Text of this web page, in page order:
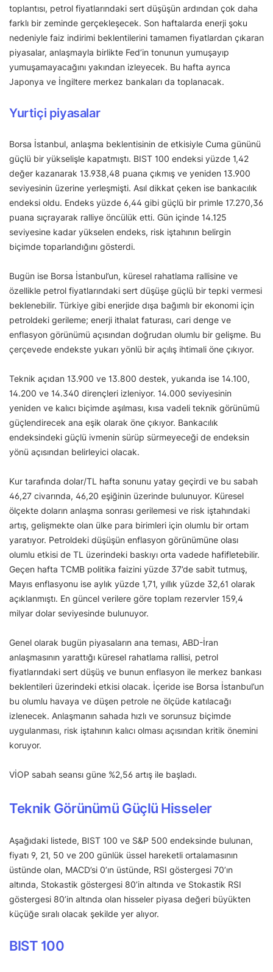
toplantısı, petrol fiyatlarındaki sert düşüşün ardından çok daha
farklı bir zeminde gerçekleşecek. Son haftalarda enerji şoku
nedeniyle faiz indirimi beklentilerini tamamen fiyatlardan çıkaran
piyasalar, anlaşmayla birlikte Fed’in tonunun yumuşayıp
yumuşamayacağını yakından izleyecek. Bu hafta ayrıca
Japonya ve İngiltere merkez bankaları da toplanacak.
Yurtiçi piyasalar
Borsa İstanbul, anlaşma beklentisinin de etkisiyle Cuma gününü
güçlü bir yükselişle kapatmıştı. BIST 100 endeksi yüzde 1,42
değer kazanarak 13.938,48 puana çıkmış ve yeniden 13.900
seviyesinin üzerine yerleşmişti. Asıl dikkat çeken ise bankacılık
endeksi oldu. Endeks yüzde 6,44 gibi güçlü bir primle 17.270,36
puana sıçrayarak ralliye öncülük etti. Gün içinde 14.125
seviyesine kadar yükselen endeks, risk iştahının belirgin
biçimde toparlandığını gösterdi.
Bugün ise Borsa İstanbul’un, küresel rahatlama rallisine ve
özellikle petrol fiyatlarındaki sert düşüşe güçlü bir tepki vermesi
beklenebilir. Türkiye gibi enerjide dışa bağımlı bir ekonomi için
petroldeki gerileme; enerji ithalat faturası, cari denge ve
enflasyon görünümü açısından doğrudan olumlu bir gelişme. Bu
çerçevede endekste yukarı yönlü bir açılış ihtimali öne çıkıyor.
Teknik açıdan 13.900 ve 13.800 destek, yukarıda ise 14.100,
14.200 ve 14.340 dirençleri izleniyor. 14.000 seviyesinin
yeniden ve kalıcı biçimde aşılması, kısa vadeli teknik görünümü
güçlendirecek ana eşik olarak öne çıkıyor. Bankacılık
endeksindeki güçlü ivmenin sürüp sürmeyeceği de endeksin
yönü açısından belirleyici olacak.
Kur tarafında dolar/TL hafta sonunu yatay geçirdi ve bu sabah
46,27 civarında, 46,20 eşiğinin üzerinde bulunuyor. Küresel
ölçekte doların anlaşma sonrası gerilemesi ve risk iştahındaki
artış, gelişmekte olan ülke para birimleri için olumlu bir ortam
yaratıyor. Petroldeki düşüşün enflasyon görünümüne olası
olumlu etkisi de TL üzerindeki baskıyı orta vadede hafifletebilir.
Geçen hafta TCMB politika faizini yüzde 37’de sabit tutmuş,
Mayıs enflasyonu ise aylık yüzde 1,71, yıllık yüzde 32,61 olarak
açıklanmıştı. En güncel verilere göre toplam rezervler 159,4
milyar dolar seviyesinde bulunuyor.
Genel olarak bugün piyasaların ana teması, ABD-İran
anlaşmasının yarattığı küresel rahatlama rallisi, petrol
fiyatlarındaki sert düşüş ve bunun enflasyon ile merkez bankası
beklentileri üzerindeki etkisi olacak. İçeride ise Borsa İstanbul’un
bu olumlu havaya ve düşen petrole ne ölçüde katılacağı
izlenecek. Anlaşmanın sahada hızlı ve sorunsuz biçimde
uygulanması, risk iştahının kalıcı olması açısından kritik önemini
koruyor.
VİOP sabah seansı güne %2,56 artış ile başladı.
Teknik Görünümü Güçlü Hisseler
Aşağıdaki listede, BIST 100 ve S&P 500 endeksinde bulunan,
fiyatı 9, 21, 50 ve 200 günlük üssel hareketli ortalamasının
üstünde olan, MACD’si 0’ın üstünde, RSI göstergesi 70’ın
altında, Stokastik göstergesi 80’in altında ve Stokastik RSI
göstergesi 80’in altında olan hisseler piyasa değeri büyükten
küçüğe sıralı olacak şekilde yer alıyor.
BIST 100